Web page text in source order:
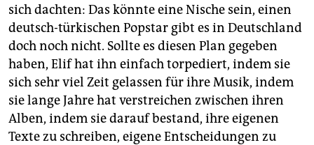
sich dachten: Das könnte eine Nische sein, einen
deutsch-türkischen Popstar gibt es in Deutschland
doch noch nicht. Sollte es diesen Plan gegeben
haben, Elif hat ihn einfach torpediert, indem sie
sich sehr viel Zeit gelassen für ihre Musik, indem
sie lange Jahre hat verstreichen zwischen ihren
Alben, indem sie darauf bestand, ihre eigenen
Texte zu schreiben, eigene Entscheidungen zu